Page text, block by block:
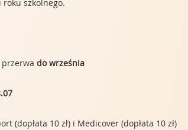
szkolnego.
do września
(dopłata 10 zł) i Medicover (dopłata 10 zł)